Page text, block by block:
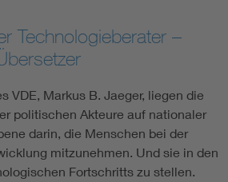
Technologieberater –
VDE, Markus B. Jaeger, liegen die
politischen Akteure auf nationaler
darin, die Menschen bei der
mitzunehmen. Und sie in den
Fortschritts zu stellen.